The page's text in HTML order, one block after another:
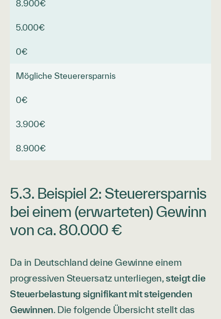
8.900€
5.000€
0€
Mögliche Steuerersparnis
0€
3.900€
8.900€
5.3. Beispiel 2: Steuerersparnis
bei einem (erwarteten) Gewinn
von ca. 80.000 €
Da in Deutschland deine Gewinne einem
progressiven Steuersatz unterliegen,steigt die
Steuerbelastung signifikant mit steigenden
Gewinnen. Die folgende Übersicht stellt das